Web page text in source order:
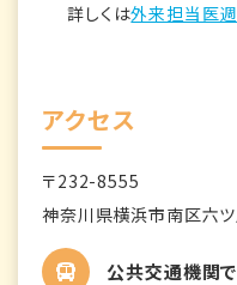
詳しくは外来担当医
アクセス
〒232-8555
神奈川県横浜市南区六
公共交通機関